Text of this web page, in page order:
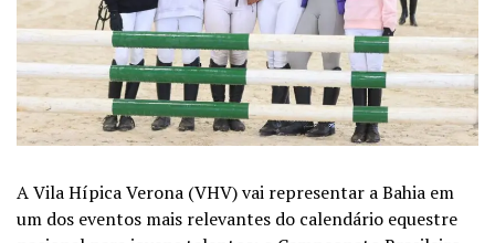
A Vila Hípica Verona (VHV) vai representar a Bahia em
um dos eventos mais relevantes do calendário equestre